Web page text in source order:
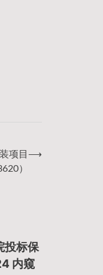
项目
）
⟶
投标保
内窥